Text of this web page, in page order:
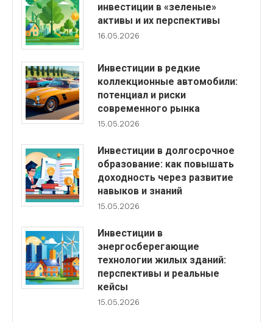
инвестиции в «зеленые»
активы и их перспективы
16.05.2026
Инвестиции в редкие
коллекционные автомобили:
потенциал и риски
современного рынка
15.05.2026
Инвестиции в долгосрочное
образование: как повышать
доходность через развитие
навыков и знаний
15.05.2026
Инвестиции в
энергосберегающие
технологии жилых зданий:
перспективы и реальные
кейсы
15.05.2026